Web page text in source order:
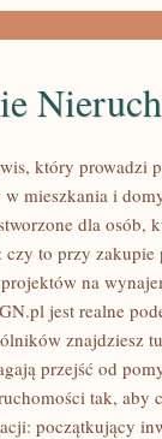
który prowadzi
mieszkania i
dla osób,
czy to przy
na
jest realne
znajdziesz
przejść od
tak, aby
początkujący